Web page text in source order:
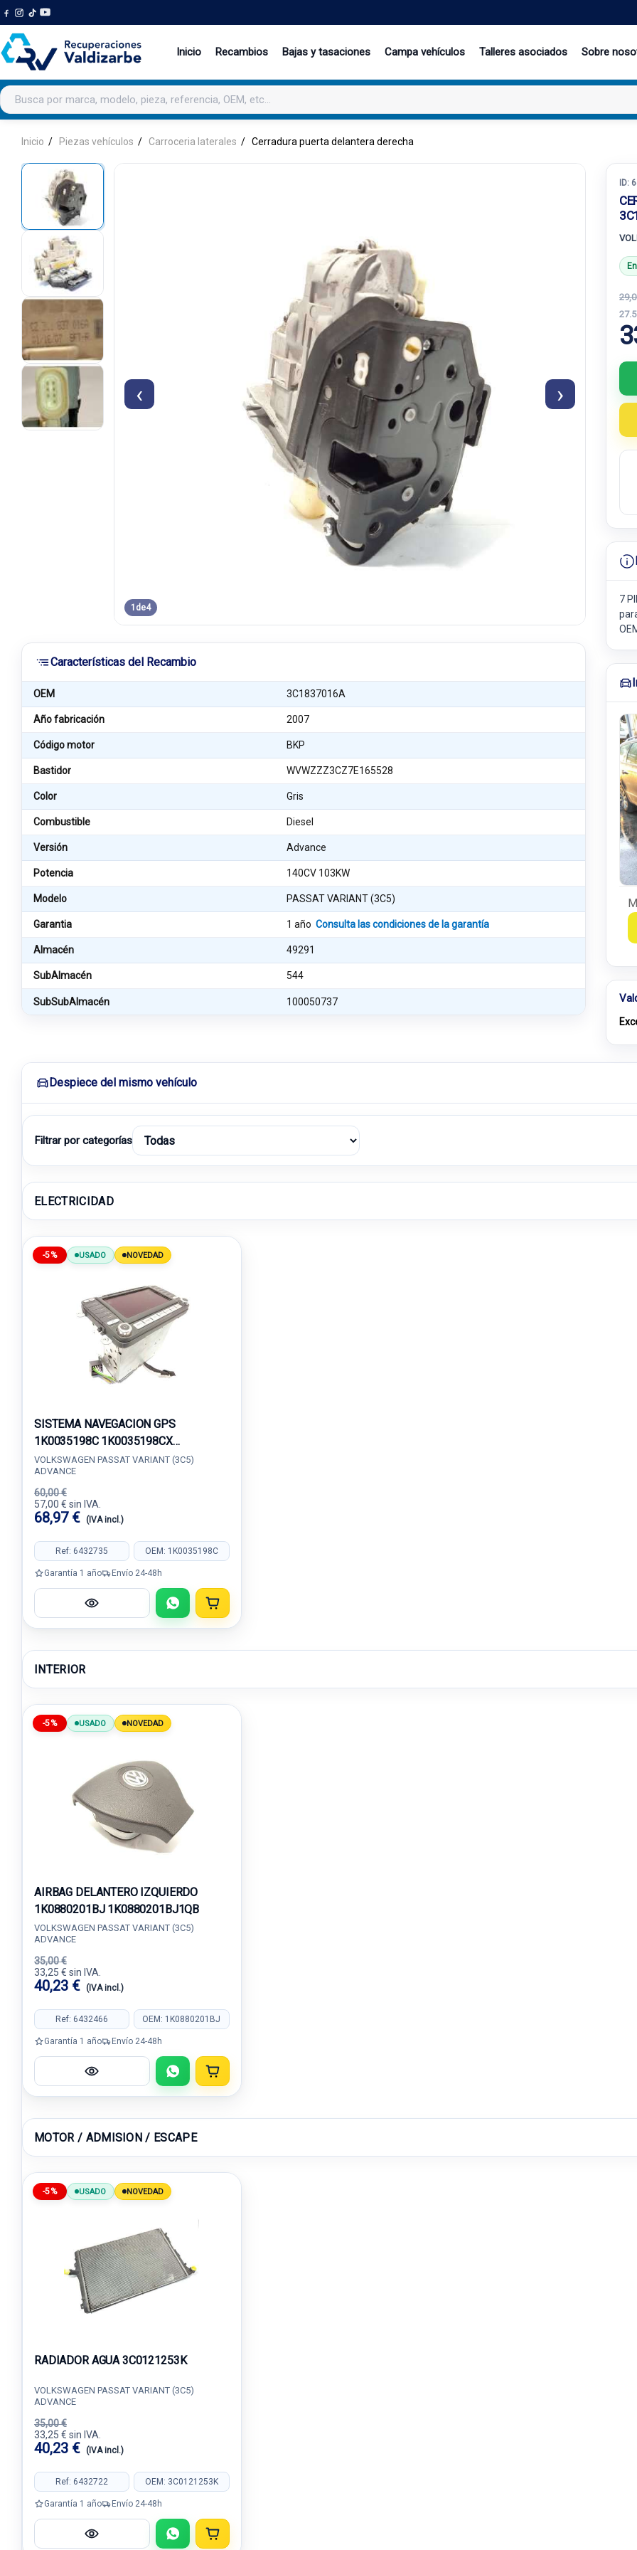
Inicio Recambios Bajas y tasaciones Campa vehículos Talleres asociados Sobre
Buscar productos
Inicio Piezas vehículos Carroceria laterales Cerradura puerta delantera derecha
‹ ›
1 de4
Características del Recambio
OEM 3C1837016A
Año fabricación 2007
Código motor BKP
Bastidor WVWZZZ3CZ7E165528
Color Gris
Combustible Diesel
Versión Advance
Potencia 140CV 103KW
Modelo PASSAT VARIANT (3C5)
Garantia 1 añoConsulta las condiciones de la garantía
Almacén 49291
SubAlmacén 544
SubSubAlmacén 100050737
ID:
7
Despiece del mismo vehículo
Filtrar por categorías
ELECTRICIDAD
-5% USADO NOVEDAD
SISTEMA NAVEGACION GPS
1K0035198C 1K0035198CX
7612002071
VOLKSWAGEN PASSAT VARIANT (3C5)
ADVANCE
60,00 €
57,00 € sin IVA.
68,97 € (IVA incl.)
Ref: 6432735 OEM: 1K0035198C
Garantía 1 año Envío 24-48h
INTERIOR
-5% USADO NOVEDAD
AIRBAG DELANTERO IZQUIERDO
1K0880201BJ 1K0880201BJ1QB
VOLKSWAGEN PASSAT VARIANT (3C5)
ADVANCE
35,00 €
33,25 € sin IVA.
40,23 € (IVA incl.)
Ref: 6432466 OEM: 1K0880201BJ
Garantía 1 año Envío 24-48h
MOTOR / ADMISION / ESCAPE
-5% USADO NOVEDAD
RADIADOR AGUA 3C0121253K
VOLKSWAGEN PASSAT VARIANT (3C5)
ADVANCE
35,00 €
33,25 € sin IVA.
40,23 € (IVA incl.)
Ref: 6432722 OEM: 3C0121253K
Garantía 1 año Envío 24-48h